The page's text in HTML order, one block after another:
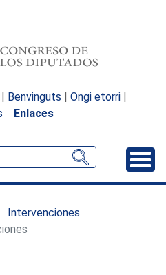
| Benvinguts | Ongi etorri |
Enlaces
Intervenciones